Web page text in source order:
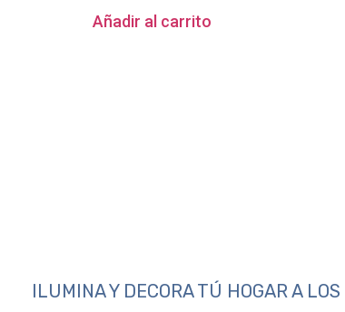
Añadir al carrito
ILUMINA Y DECORA TÚ HOGAR A LOS